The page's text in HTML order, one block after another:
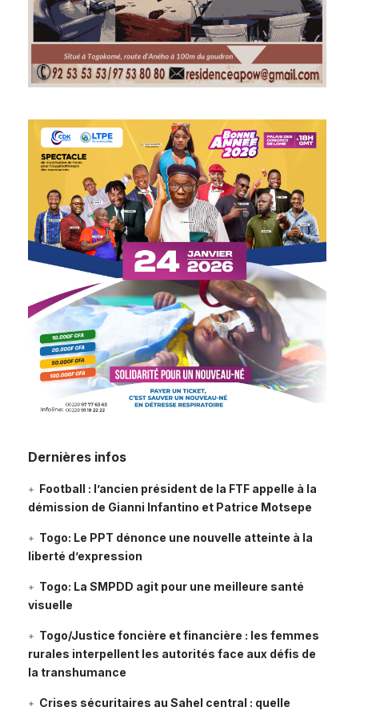
Dernières infos
Football : l’ancien président de la FTF appelle à la
démission de Gianni Infantino et Patrice Motsepe
Togo: Le PPT dénonce une nouvelle atteinte à la
liberté d’expression
Togo: La SMPDD agit pour une meilleure santé
visuelle
Togo/Justice foncière et financière : les femmes
rurales interpellent les autorités face aux défis de
la transhumance
Crises sécuritaires au Sahel central : quelle